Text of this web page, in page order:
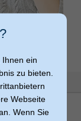
ein
zu bieten.
Webseite
Wenn Sie